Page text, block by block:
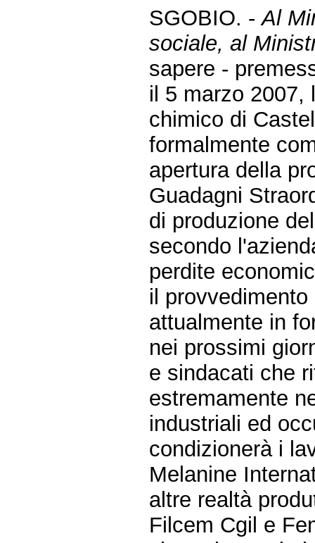
SGOBIO. -Al
sociale, al
sapere -
il 5 marzo 2007,
chimico di
formalmente
apertura della
Guadagni
di produzione
secondo
perdite
il
attualmente in
nei prossimi
e sindacati che
estremamente
industriali ed
condizionerà i
Melanine
altre realtà
Filcem Cgil e